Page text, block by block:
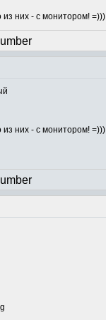
из них - с монитором! =)))
из них - с монитором! =)))